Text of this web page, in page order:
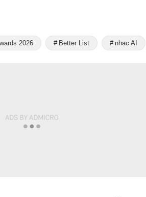
2026 Better List nhạc AI